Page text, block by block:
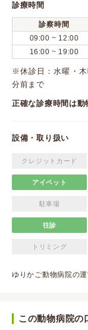
診療時間
診察時間
09:00 ~ 12:00
16:00 ~ 19:00
※休診日：水曜・
分前まで
正確な診療時間は動
設備・取り扱い
クレジットカード
アイペット
駐車場
往診
トリミング
ゆりかご動物病院の運
この動物病院の